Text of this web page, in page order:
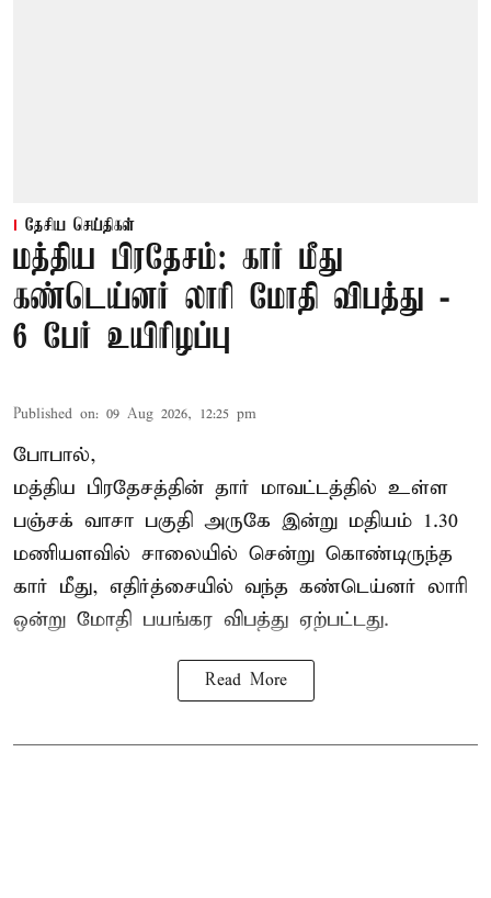
தேசிய செய்திகள்
மத்திய பிரதேசம்: கார் மீது
கண்டெய்னர் லாரி மோதி விபத்து -
6 பேர் உயிரிழப்பு
Published on: 09 Aug 2026, 12:25 pm
போபால்,
மத்திய பிரதேசத்தின் தார் மாவட்டத்தில் உள்ள
பஞ்சக் வாசா பகுதி அருகே இன்று மதியம் 1.30
மணியளவில் சாலையில் சென்று கொண்டிருந்த
கார் மீது, எதிர்த்சையில் வந்த கண்டெய்னர் லாரி
ஒன்று மோதி பயங்கர விபத்து ஏற்பட்டது.
Read More